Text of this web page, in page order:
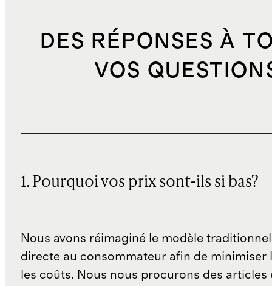
DES RÉPONSES À
VOS
1. Pourquoi vos prix sont-ils si bas?
Nous avons réimaginé le modèle
directe au consommateur afin de minimiser
les coûts. Nous nous procurons des articles